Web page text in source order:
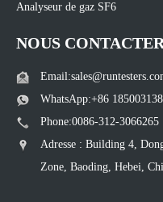
Analyseur de gaz SF6
NOUS
WhatsApp:+86
Phone:0086-312-3066265
Adresse : Building 4,
Zone, Baoding, Hebei,